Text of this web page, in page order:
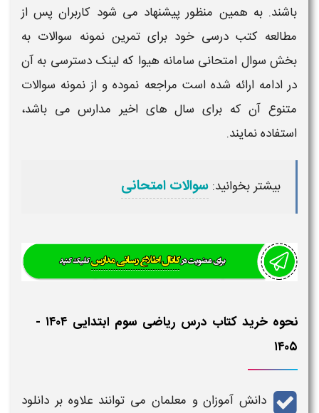
باشند. به همین منظور پیشنهاد می شود کاربران پس از
مطالعه کتب درسیخود برای تمرین نمونه سوالات به
بخش سوال امتحانی سامانه هیوا که لینک دسترسی به آن
در ادامه ارائه شده است مراجعه نموده و از نمونه سوالات
متنوع آن که برای سال های اخیر مدارس می باشد،
استفاده نمایند.
بیشتر بخوانید: سوالات امتحانی
نحوه خرید کتاب درس ریاضی سوم ابتدایی ۱۴۰۴ -
۱۴۰۵​
دانش آموزان و معلمان می توانند علاوه بر دانلود